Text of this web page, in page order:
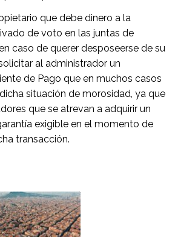
que debe dinero a la
de voto en las juntas de
caso de querer desposeerse de su
al administrador un
de Pago que en muchos casos
situación de morosidad, ya que
que se atrevan a adquirir un
exigible en el momento de
transacción.